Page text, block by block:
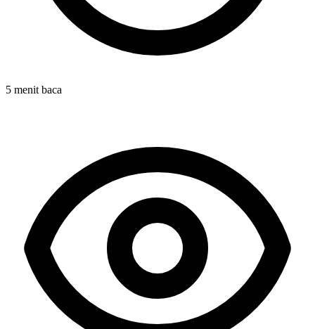
5 menit baca